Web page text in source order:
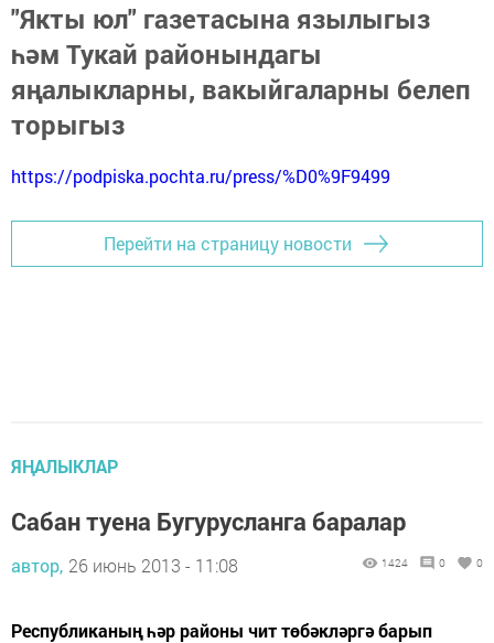
"Якты юл" газетасына язылыгыз
һәм Тукай районындагы
яңалыкларны, вакыйгаларны белеп
торыгыз
https://podpiska.pochta.ru/press/%D0%9F9499
Перейти на страницу новости
ЯҢАЛЫКЛАР
Сабан туена Бугурусланга баралар
автор, 26 июнь 2013 - 11:08 1424 0 0
Республиканың һәр районы чит төбәкләргә барып